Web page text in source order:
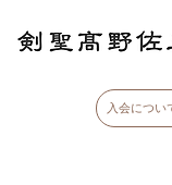
入会につい